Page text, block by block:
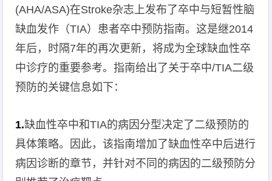
(AHA/ASA)在Stroke杂志上发布了卒中与短暂性脑
缺血发作（TIA）患者卒中预防指南。这是继2014
年后，时隔7年的再次更新，将成为全球缺血性卒
中诊疗的重要参考。指南给出了关于卒中/TIA二级
预防的关键信息如下：
1.缺血性卒中和TIA的病因分型决定了二级预防的
具体策略。因此，该指南增加了缺血性卒中后进行
病因诊断的章节，并针对不同的病因的二级预防分